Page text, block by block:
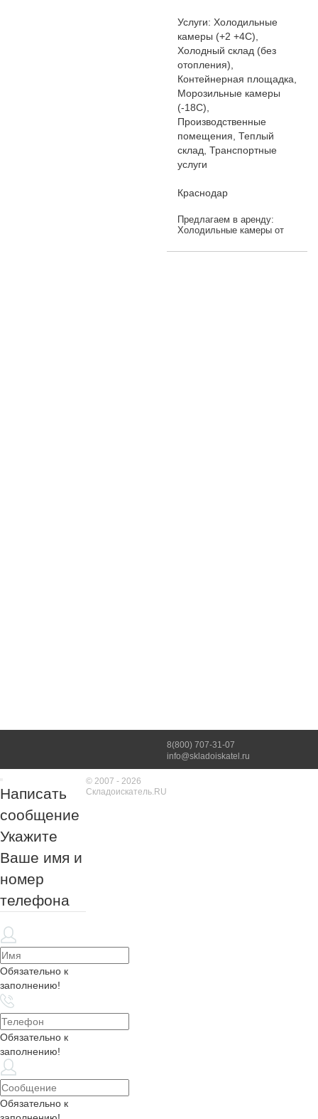
Услуги: Холодильные
камеры (+2 +4С),
Холодный склад (без
отопления),
Контейнерная площадка,
Морозильные камеры
(-18С),
Производственные
помещения, Теплый
склад, Транспортные
услуги
Краснодар
Предлагаем в аренду:
Холодильные камеры от
склады,
8(800) 707-31-07
info@skladoiskatel.ru
© 2007 - 2026
Складоискатель.RU
Написать
сообщение
Укажите
Ваше имя и
номер
телефона
Обязательно к
заполнению!
Обязательно к
заполнению!
Обязательно к